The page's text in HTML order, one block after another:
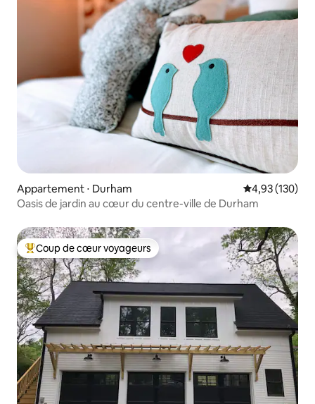
Appartement ⋅ Durham Évaluation
4,93 (130)
Oasis de jardin au cœur du centre-ville de Durham
Coups de cœur voyageurs les plus appréciés
Coup de cœur voyageurs